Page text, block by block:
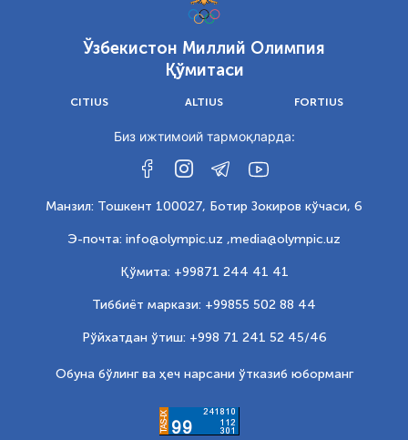
Ўзбекистон Миллий Олимпия
Қўмитаси
CITIUS ALTIUS FORTIUS
Биз ижтимоий тармоқларда:
Манзил: Тошкент 100027, Ботир Зокиров кўчаси, 6
Э-почта: info@olympic.uz ,media@olympic.uz
Қўмита: +99871 244 41 41
Тиббиёт маркази: +99855 502 88 44
Рўйхатдан ўтиш: +998 71 241 52 45/46
Обуна бўлинг ва ҳеч нарсани ўтказиб юборманг